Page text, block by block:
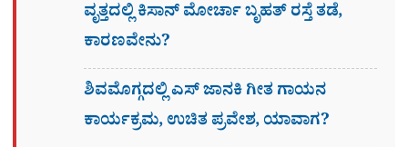
ವೃತ್ತದಲ್ಲಿ ಕಿಸಾನ್ ಮೋರ್ಚಾ ಬೃಹತ್ ರಸ್ತೆ ತಡೆ,
ಕಾರಣವೇನು?
ಶಿವಮೊಗ್ಗದಲ್ಲಿ ಎಸ್​ ಜಾನಕಿ ಗೀತ ಗಾಯನ
ಕಾರ್ಯಕ್ರಮ, ಉಚಿತ ಪ್ರವೇಶ, ಯಾವಾಗ?